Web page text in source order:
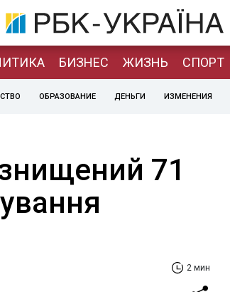
БИЗНЕС ЖИЗНЬ СПОРТ
ОБРАЗОВАНИЕ ДЕНЬГИ ИЗМЕНЕНИЯ
71
2 мин